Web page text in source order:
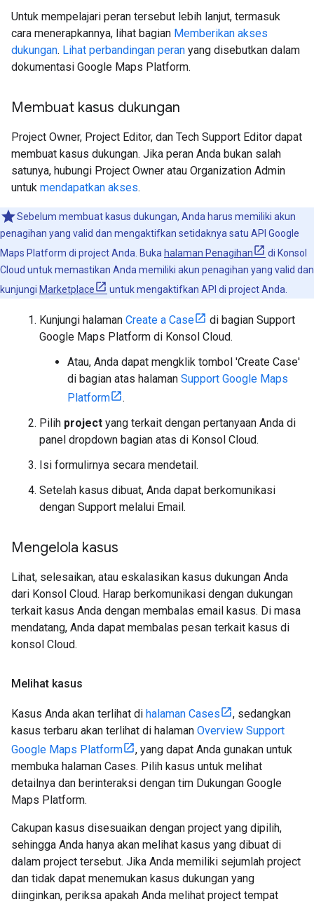
Untuk mempelajari peran tersebut lebih lanjut, termasuk
cara menerapkannya, lihat bagian Memberikan akses
dukungan. Lihat perbandingan peran yang disebutkan dalam
dokumentasi Google Maps Platform.
Membuat kasus dukungan
Project Owner, Project Editor, dan Tech Support Editor dapat
membuat kasus dukungan. Jika peran Anda bukan salah
satunya, hubungi Project Owner atau Organization Admin
untuk mendapatkan akses.
Sebelum membuat kasus dukungan, Anda harus memiliki akun
penagihan yang valid dan mengaktifkan setidaknya satu API Google
Maps Platform di project Anda. Buka halaman Penagihan
di Konsol
Cloud untuk memastikan Anda memiliki akun penagihan yang valid dan
kunjungi Marketplace untuk mengaktifkan API di project Anda.
Kunjungi halaman Create a Case
di bagian Support
Google Maps Platform di Konsol Cloud.
Atau, Anda dapat mengklik tombol 'Create Case'
di bagian atas halaman Support Google Maps
Platform
.
Pilih project yang terkait dengan pertanyaan Anda di
panel dropdown bagian atas di Konsol Cloud.
Isi formulirnya secara mendetail.
Setelah kasus dibuat, Anda dapat berkomunikasi
dengan Support melalui Email.
Mengelola kasus
Lihat, selesaikan, atau eskalasikan kasus dukungan Anda
dari Konsol Cloud. Harap berkomunikasi dengan dukungan
terkait kasus Anda dengan membalas email kasus. Di masa
mendatang, Anda dapat membalas pesan terkait kasus di
konsol Cloud.
Melihat kasus
Kasus Anda akan terlihat di halaman Cases
, sedangkan
kasus terbaru akan terlihat di halaman Overview Support
Google Maps Platform
, yang dapat Anda gunakan untuk
membuka halaman Cases. Pilih kasus untuk melihat
detailnya dan berinteraksi dengan tim Dukungan Google
Maps Platform.
Cakupan kasus disesuaikan dengan project yang dipilih,
sehingga Anda hanya akan melihat kasus yang dibuat di
dalam project tersebut. Jika Anda memiliki sejumlah project
dan tidak dapat menemukan kasus dukungan yang
diinginkan, periksa apakah Anda melihat project tempat